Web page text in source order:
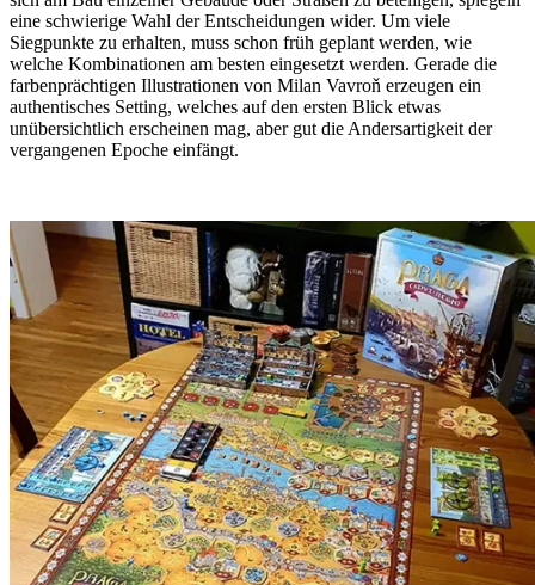
eine schwierige Wahl der Entscheidungen wider. Um viele
Siegpunkte zu erhalten, muss schon früh geplant werden, wie
welche Kombinationen am besten eingesetzt werden. Gerade die
farbenprächtigen Illustrationen von Milan Vavroň erzeugen ein
authentisches Setting, welches auf den ersten Blick etwas
unübersichtlich erscheinen mag, aber gut die Andersartigkeit der
vergangenen Epoche einfängt.